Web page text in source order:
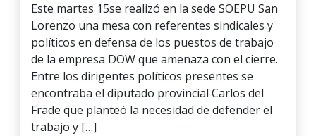
Este martes 15se realizó en la sede SOEPU San
Lorenzo una mesa con referentes sindicales y
políticos en defensa de los puestos de trabajo
de la empresa DOW que amenaza con el cierre.
Entre los dirigentes políticos presentes se
encontraba el diputado provincial Carlos del
Frade que planteó la necesidad de defender el
trabajo y […]